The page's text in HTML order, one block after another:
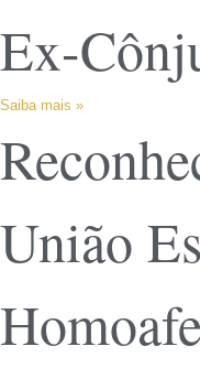
Ex-
Saiba mais »
União